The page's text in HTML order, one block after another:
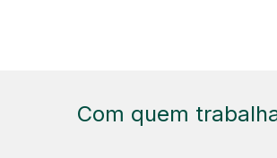
Com quem